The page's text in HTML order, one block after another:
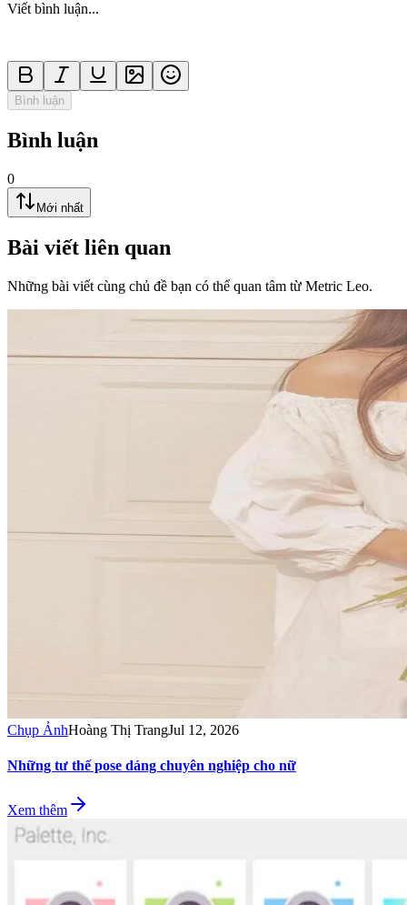
Viết bình luận...
Bình luận
Bình luận
0
Mới nhất
Bài viết liên quan
Những bài viết cùng chủ đề bạn có thể quan tâm từ Metric Leo.
Chụp ẢnhHoàng Thị TrangJul 12, 2026
Những tư thế pose dáng chuyên nghiệp cho nữ
Xem thêm